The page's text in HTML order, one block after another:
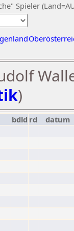
Spieler
)
bdld rd
datum